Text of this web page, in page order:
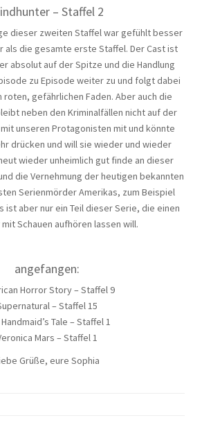
– Staffel 2
dieser zweiten Staffel war gefühlt besser
als die gesamte erste Staffel. Der Cast ist
absolut auf der Spitze und die Handlung
zu Episode weiter zu und folgt dabei
gefährlichen Faden. Aber auch die
neben den Kriminalfällen nicht auf der
unseren Protagonisten mit und könnte
drücken und will sie wieder und wieder
wieder unheimlich gut finde an dieser
die Vernehmung der heutigen bekannten
Serienmörder Amerikas, zum Beispiel
ist aber nur ein Teil dieser Serie, die einen
Schauen aufhören lassen will.
angefangen:
Horror Story – Staffel 9
– Staffel 15
Tale – Staffel 1
Mars – Staffel 1
Grüße, eure Sophia